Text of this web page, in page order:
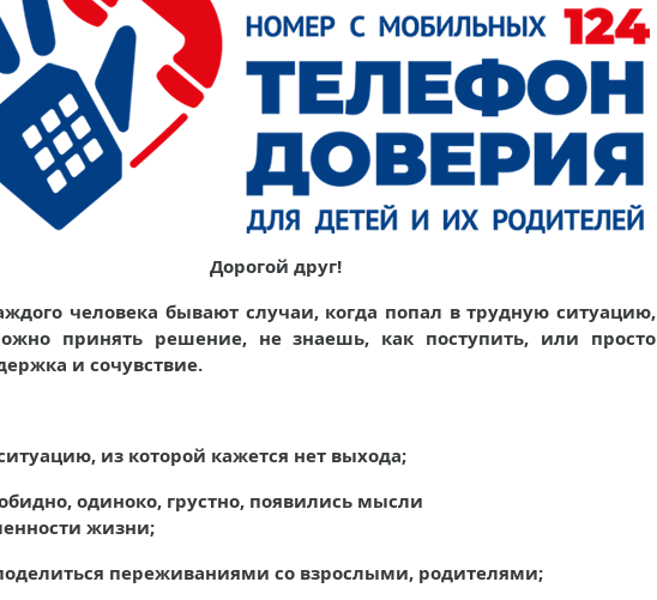
Дорогой друг!
человека бывают случаи, когда попал в трудную ситуацию,
принять решение, не знаешь, как поступить, или просто
и сочувствие.
из которой кажется нет выхода;
одиноко, грустно, появились мысли
жизни;
переживаниями со взрослыми, родителями;